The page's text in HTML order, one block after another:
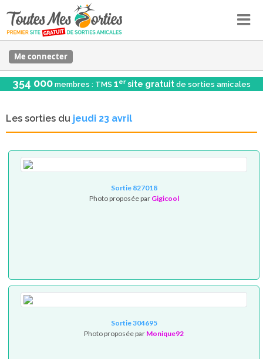
Me connecter
354 000 membres : TMS 1er site gratuit de sorties amicales
Les sorties du jeudi 23 avril
Sortie 827018
Photo proposée par Gigicool
Sortie 304695
Photo proposée par Monique92